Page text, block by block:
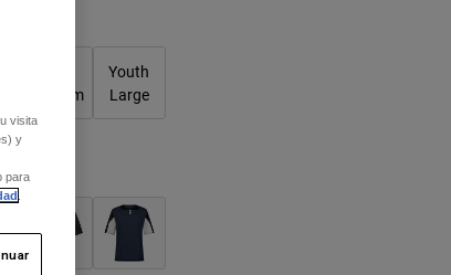
Medium
Youth
Large
visita
y
para